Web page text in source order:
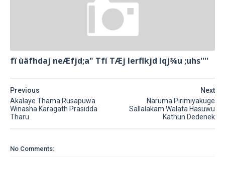
fï ùäfhdaj neÆfjd;a" Tfí TÆj lerflkjd Iqj¾u ;uhs''''
Next
Naruma Pirimiyakuge
Sallalakam Walata Hasuwu
Kathun Dedenek
Previous
Akalaye Thama Rusapuwa
Winasha Karagath Prasidda
Tharu
No Comments: